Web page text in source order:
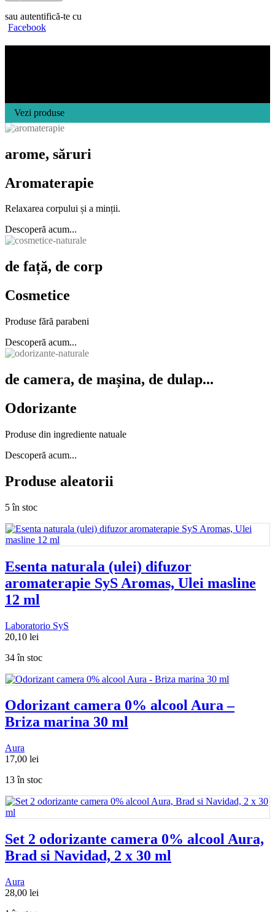
sau autentifică-te cu
Facebook
Vezi produse
arome, săruri
Aromaterapie
Relaxarea corpului și a minții.
Descoperă acum...
de față, de corp
Cosmetice
Produse fără parabeni
Descoperă acum...
de camera, de mașina, de dulap...
Odorizante
Produse din ingrediente natuale
Descoperă acum...
Produse aleatorii
5 în stoc
Esenta naturala (ulei) difuzor
aromaterapie SyS Aromas, Ulei masline
12 ml
Laboratorio SyS
20,10 lei
34 în stoc
Odorizant camera 0% alcool Aura –
Briza marina 30 ml
Aura
17,00 lei
13 în stoc
Set 2 odorizante camera 0% alcool Aura,
Brad si Navidad, 2 x 30 ml
Aura
28,00 lei